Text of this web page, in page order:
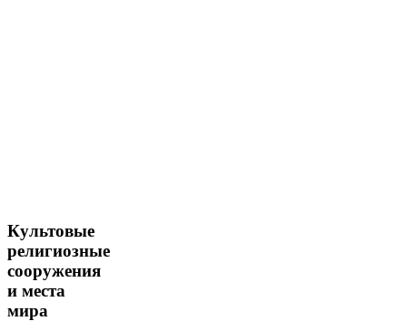
Культовые
религиозные
сооружения
и места
мира